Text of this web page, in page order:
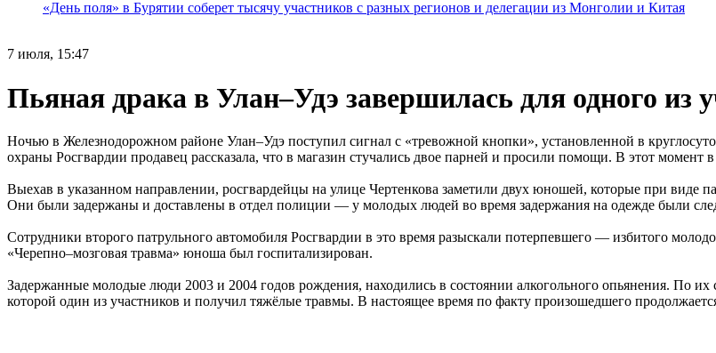
«День поля» в Бурятии соберет тысячу участников с разных регионов и делегации из Монголии и Китая
7 июля, 15:47
Пьяная драка в Улан–Удэ завершилась для одного из
Ночью в Железнодорожном районе Улан–Удэ поступил сигнал с «тревожной кнопки», установленной в
охраны Росгвардии продавец рассказала, что в магазин стучались двое парней и просили помощи. В этот момент
Выехав в указанном направлении, росгвардейцы на улице Чертенкова заметили двух юношей, которые при виде
Они были задержаны и доставлены в отдел полиции — у молодых людей во время задержания на одежде были
Сотрудники второго патрульного автомобиля Росгвардии в это время разыскали потерпевшего — избитого
«Черепно–мозговая травма» юноша был госпитализирован.
Задержанные молодые люди 2003 и 2004 годов рождения, находились в состоянии алкогольного опьянения. По их
которой один из участников и получил тяжёлые травмы. В настоящее время по факту произошедшего